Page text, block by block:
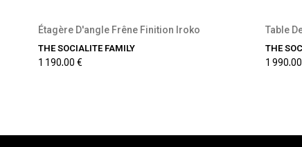
Étagère D'angle Frêne Finition Iroko
THE SOCIALITE FAMILY
1 190,00 €
THE
1